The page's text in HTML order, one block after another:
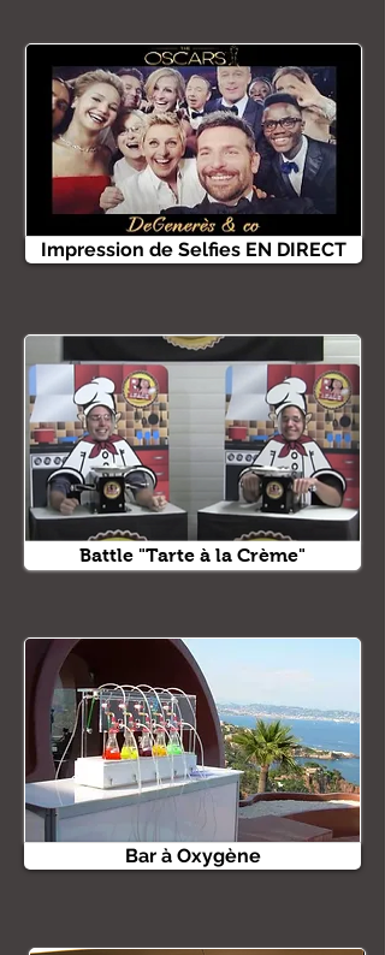
Impression de Selfies EN DIRECT
Battle "Tarte à la Crème"
Bar à Oxygène